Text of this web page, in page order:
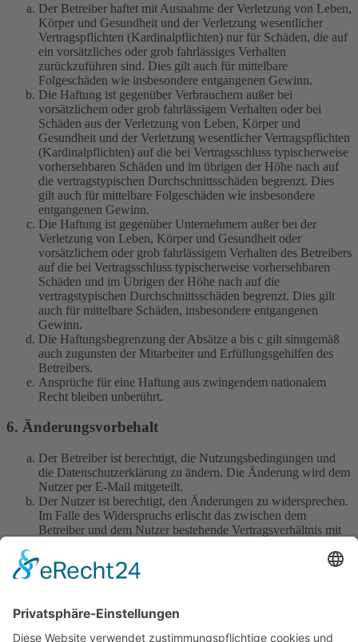
Der Betreiber haftet mit Ausnahme der Verletzung von Leben,
Körper und Gesundheit und der Verletzung wesentlicher
Vertragspflichten (Kardinalpflichten) nur für Schäden, die auf
ein vorsätzliches oder grob fahrlässiges Verhalten
zurückzuführen sind. Dies gilt auch für mittelbare
Folgeschäden wie insbesondere entgangenen Gewinn.
Die Haftung ist gegenüber Verbrauchern außer bei
vorsätzlichem oder grob fahrlässigem Verhalten oder bei
Schäden aus der Verletzung von Leben, Körper und
Gesundheit und der Verletzung wesentlicher Vertragspflichten
(Kardinalpflichten) auf die bei Vertragsschluss typischerweise
vorhersehbaren Schäden und im übrigen der Höhe nach auf
die vertragstypischen Durchschnittsschäden begrenzt. Dies
gilt auch für mittelbare Folgeschäden wie insbesondere
entgangenen Gewinn.
Die Haftung ist gegenüber Unternehmern außer bei der
Verletzung von Leben, Körper und Gesundheit oder
vorsätzlichem oder grob fahrlässigem Verhalten des Betreibers
auf die bei Vertragsschluss typischerweise vorhersehbaren
Schäden und im Übrigen der Höhe nach auf die
vertragstypischen Durchschnittsschäden begrenzt. Dies gilt
auch für mittelbare Schäden, insbesondere entgangenen
Gewinn.
Die Haftungsbegrenzung der Absätze a bis c gilt sinngemäß
auch zugunsten der Mitarbeiter und Erfüllungsgehilfen des
Betreibers.
Ansprüche für eine Haftung aus zwingendem nationalem
Recht bleiben unberührt.
6. Änderungsvorbehalt
Der Betreiber ist berechtigt, die Nutzungsbedingungen und
die Datenschutzerklärung zu ändern. Die Änderung wird dem
Nutzer per E-Mail mitgeteilt.
Der Nutzer ist berechtigt, den Änderungen zu widersprechen.
Im Falle des Widerspruchs erlischt das zwischen dem
Betreiber und dem Nutzer bestehende Vertragsverhältnis mit
Die Änderungen gelten als anerkannt und verbindlich, wenn
der Nutzer den Änderungen zugestimmt hat.
sind in der Datenschutzerklärung enthalten.